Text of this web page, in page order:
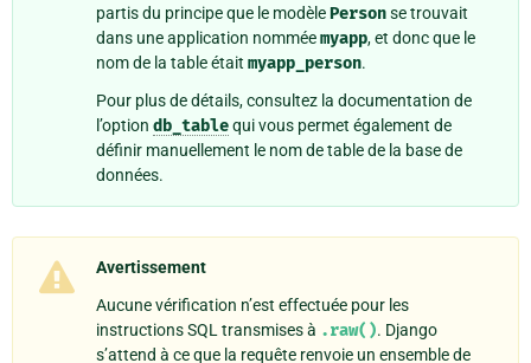
partis du principe que le modèlePersonse trouvait
dans une application nomméemyapp, et donc que le
nom de la table était myapp_person.
Pour plus de détails, consultez la documentation de
l’option db_tablequi vous permet également de
définir manuellement le nom de table de la base de
données.
Avertissement
Aucune vérification n’est effectuée pour les
instructions SQL transmises à .raw(). Django
s’attend à ce que la requête renvoie un ensemble de